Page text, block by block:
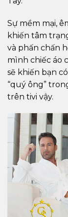
Sự mềm mại,
khiến tâm
và phấn chấn
mình chiếc áo
sẽ khiến bạn
“quý ông”
trên tivi vậy.